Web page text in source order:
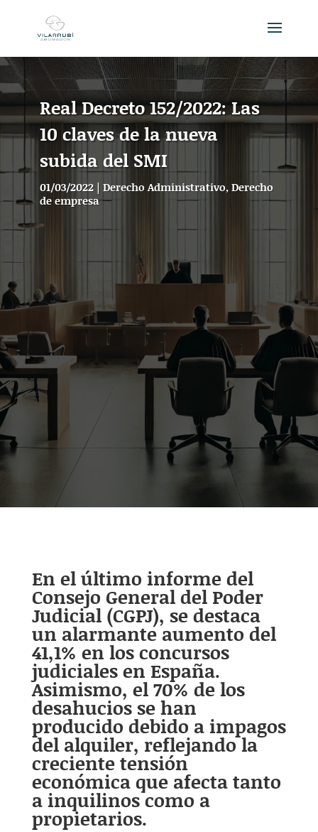
Real Decreto 152/2022: Las
10 claves de la nueva
subida del SMI
01/03/2022 | Derecho Administrativo,Derecho
de empresa
En el último informe del
Consejo General del Poder
Judicial (CGPJ), se destaca
un alarmante aumento del
41,1% en los concursos
judiciales en España.
Asimismo, el 70% de los
desahucios se han
producido debido a impagos
del alquiler, reflejando la
creciente tensión
económica que afecta tanto
a inquilinos como a
propietarios.